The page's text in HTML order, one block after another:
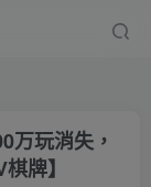
万玩消失，
牌】